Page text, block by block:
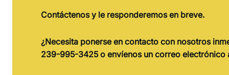
Contáctenos y le responderemos en breve.
¿Necesita ponerse en contacto con nosotros
239-995-3425 o envíenos un correo electrónico